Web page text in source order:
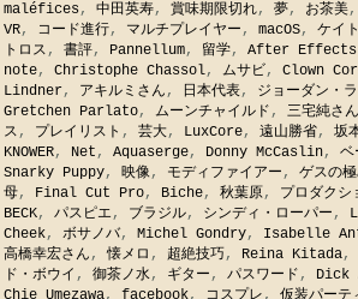
maléfices, 中田英寿, 賞味期限切れ, 夢, お茶美,
VR, コード進行, マルチプレイヤー , macOS, ケイ
トロス , 書評, Pannellum, 留学, After Effects
note, Christophe Chassol, ムサビ , Clown
Lindner, アキルミさん , 日本代表, ジョーダン・
Gretchen Parlato, ムーンチャイルド , 三宅純さん
ス , プレイリスト , 芸大, LuxCore, 遠山勝省, 坂
KNOWER, Net , Aquaserge, Donny McCaslin, ベ
Snarky Puppy, 映像, モディファイアー , ゲスの極
母, Final Cut Pro, Biche, 秋葉原, プロダクシ
BECK, パスピエ, ブラジル, シンディ・ローパー ,
Cheek, ボサノバ, Michel Gondry, Isabelle
高橋幸宏さん ,懐メロ , 超絶技巧 , Reina Kitada,
ド・ボウイ , 御茶ノ水, ギター , パスワード , Dick
Chie Umezawa, facebook, コスプレ , 仮装パーテ